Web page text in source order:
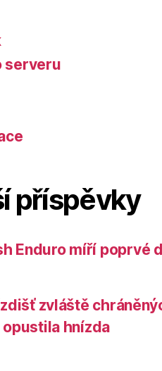
serveru
příspěvky
Enduro míří poprvé
zvláště
hnízda